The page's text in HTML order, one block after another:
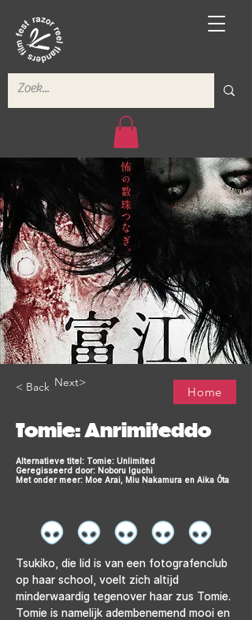
< Back Next>
Home
Tomie: Anrimiteddo
Alternatieve titel: Tomie: Unlimited
Geregisseerd door: Noboru Iguchi
Met onder meer: Moe Arai, Miu Nakamura en Aika Ôta
Tsukiko, die lid is van een fotografenclub
op haar school, voelt zich altijd
minderwaardig tegenover haar zus Tomie.
Tomie is namelijk adembenemend mooi en